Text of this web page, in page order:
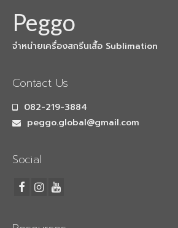
เครื่องตัดเลเซอร์ 2หัว
เครื่องรีดร้อน Heat 40x60cm
เครื่องรีดร้อน Heat 70x90cm.
กระดาษซับลิเมชั่น แบบแผ่น
Peggo
จำหน่ายเครื่องสกรีนเสื้อ Sublimation
Contact Us
082-219-3884
peggo.global@gmail.com
Social